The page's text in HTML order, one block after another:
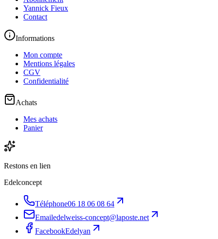
Yannick Fieux
Contact
Informations
Mon compte
Mentions légales
CGV
Confidentialité
Achats
Mes achats
Panier
Restons en lien
Edelconcept
Téléphone06 18 06 08 64
Emailedelweiss-concept@laposte.net
FacebookEdelyan